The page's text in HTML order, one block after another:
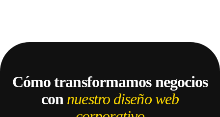
Cómo transformamos negocios
con nuestro diseño web